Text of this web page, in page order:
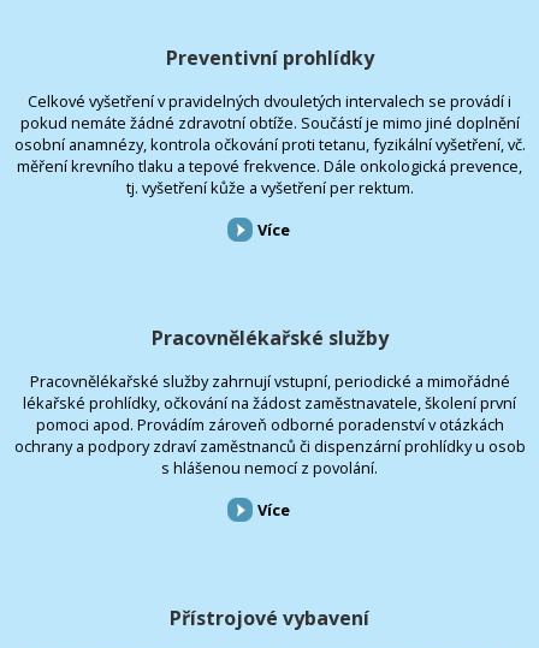
Preventivní prohlídky
Celkové vyšetření v pravidelných dvouletých intervalech se provádí i
pokud nemáte žádné zdravotní obtíže. Součástí je mimo jiné doplnění
osobní anamnézy, kontrola očkování proti tetanu, fyzikální vyšetření, vč.
měření krevního tlaku a tepové frekvence. Dále onkologická prevence,
tj. vyšetření kůže a vyšetření per rektum.
Více
Pracovnělékařské služby
Pracovnělékařské služby zahrnují vstupní, periodické a mimořádné
lékařské prohlídky, očkování na žádost zaměstnavatele, školení první
pomoci apod. Provádím zároveň odborné poradenství v otázkách
ochrany a podpory zdraví zaměstnanců či dispenzární prohlídky u osob
s hlášenou nemocí z povolání.
Více
Přístrojové vybavení